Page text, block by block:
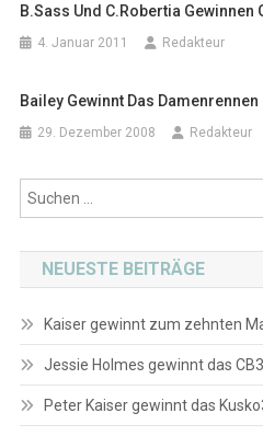
B.Sass Und C.Robertia Gewinnen
4. Januar 2011 Redakteur
Bailey Gewinnt Das
29. Dezember 2008 Redakteur
NEUESTE BEITRÄGE
Kaiser gewinnt zum zehnten
Jessie Holmes gewinnt das
Peter Kaiser gewinnt das